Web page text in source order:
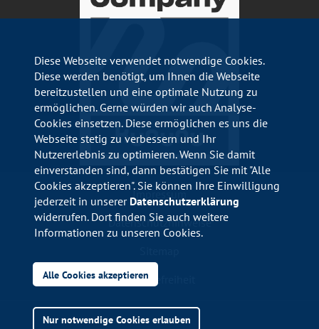
Impressum
Datenschutzhinweise
Barrierefreiheit
Diese Webseite verwendet notwendige Cookies.
Diese werden benötigt, um Ihnen die Webseite
bereitzustellen und eine optimale Nutzung zu
ermöglichen. Gerne würden wir auch Analyse-
Cookies einsetzen. Diese ermöglichen es uns die
Webseite stetig zu verbessern und Ihr
Nutzererlebnis zu optimieren. Wenn Sie damit
einverstanden sind, dann bestätigen Sie mit "Alle
Cookies akzeptieren". Sie können Ihre Einwilligung
jederzeit in unserer Datenschutzerklärung
widerrufen. Dort finden Sie auch weitere
Informationen zu unseren Cookies.
Alle Cookies akzeptieren
Nur notwendige Cookies erlauben